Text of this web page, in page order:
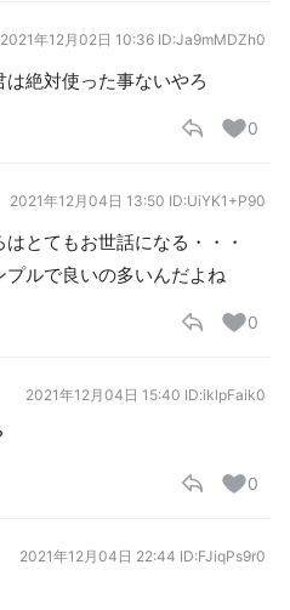
2021年12月02日 10:36 ID:Ja9mMDZh0
絶対使った事ないやろ
0
2021年12月04日 13:50 ID:UiYK1+P90
とてもお世話になる・・・
ルで良いの多いんだよね
0
2021年12月04日 15:40 ID:iklpFaik0
0
2021年12月04日 22:44 ID:FJiqPs9r0